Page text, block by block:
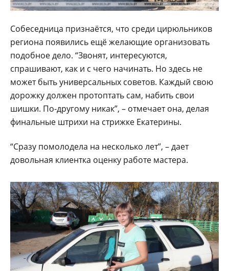
Собеседница признаётся, что среди цирюльников
региона появились ещё желающие организовать
подобное дело. “Звонят, интересуются,
спрашивают, как и с чего начинать. Но здесь не
может быть универсальных советов. Каждый свою
дорожку должен протоптать сам, набить свои
шишки. По-другому никак”, – отмечает она, делая
финальные штрихи на стрижке Екатерины.
“Сразу помолодела на несколько лет”, – дает
довольная клиентка оценку работе мастера.